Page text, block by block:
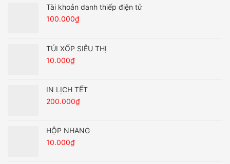
Tài khoản danh thiếp điện tử
100.000₫
TÚI XỐP SIÊU THỊ
10.000₫
IN LỊCH TẾT
200.000₫
HỘP NHANG
10.000₫